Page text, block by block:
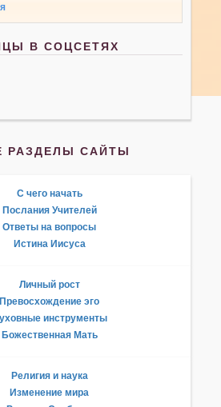
В СОЦСЕТЯХ
РАЗДЕЛЫ САЙТЫ
С чего начать
Послания Учителей
Ответы на вопросы
Истина Иисуса
Личный рост
Превосхождение эго
инструменты
Божественная Мать
Религия и наука
Изменение мира